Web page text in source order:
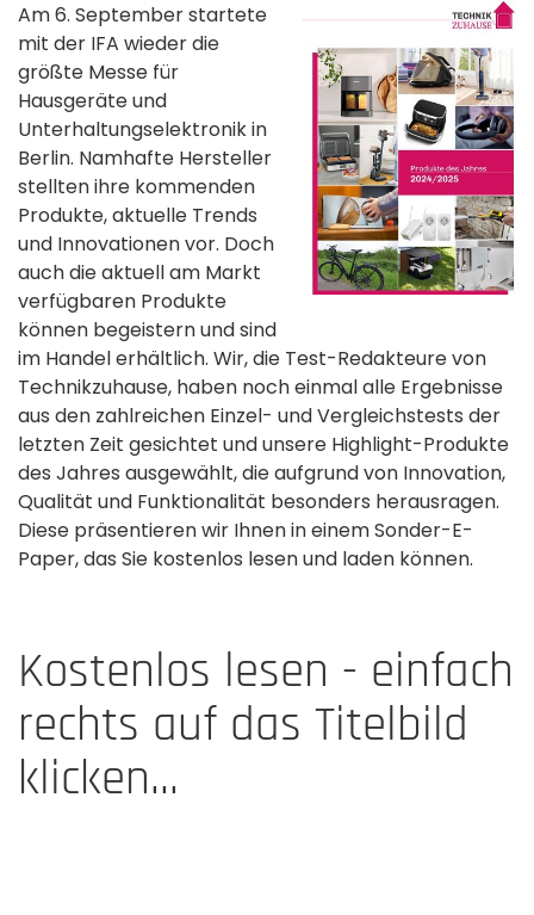
Am 6. September startete
mit der IFA wieder die
größte Messe für
Hausgeräte und
Unterhaltungselektronik in
Berlin. Namhafte Hersteller
stellten ihre kommenden
Produkte, aktuelle Trends
und Innovationen vor. Doch
auch die aktuell am Markt
verfügbaren Produkte
können begeistern und sind
im Handel erhältlich. Wir, die Test-Redakteure von
Technikzuhause, haben noch einmal alle Ergebnisse
aus den zahlreichen Einzel- und Vergleichstests der
letzten Zeit gesichtet und unsere Highlight-Produkte
des Jahres ausgewählt, die aufgrund von Innovation,
Qualität und Funktionalität besonders herausragen.
Diese präsentieren wir Ihnen in einem Sonder-E-
Paper, das Sie kostenlos lesen und laden können.
Kostenlos lesen - einfach
rechts auf das Titelbild
klicken...